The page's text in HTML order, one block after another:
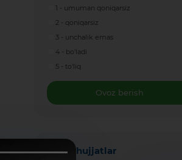
1 - umuman qoniqarsiz
2 - qoniqarsiz
3 - unchalik emas
4 - bo'ladi
5 - to'liq
Ovoz berish
Yangi hujjatlar